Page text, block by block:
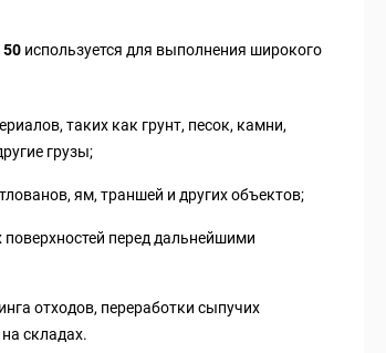
используется для выполнения широкого
таких как грунт, песок, камни,
грузы;
ям, траншей и других объектов;
перед дальнейшими
отходов, переработки сыпучих
складах.